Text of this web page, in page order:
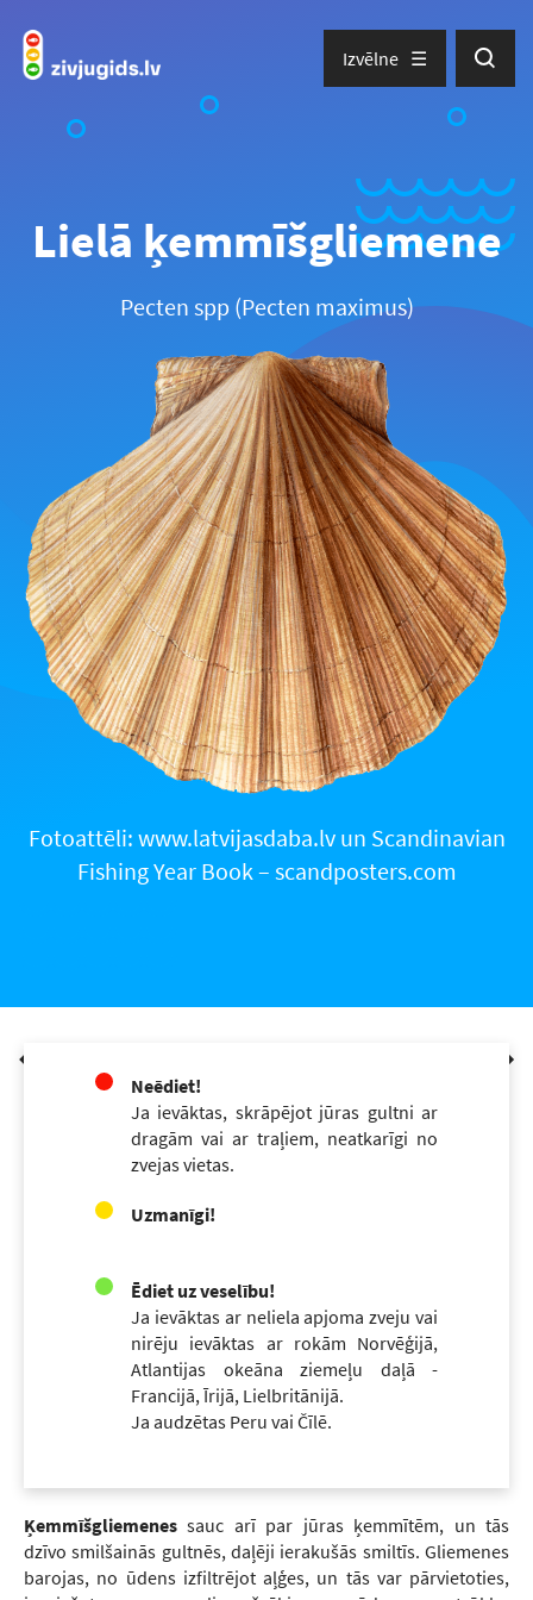
Izvēlne
Lielā ķemmīšgliemene
Pecten spp (Pecten maximus)
Fotoattēli: www.latvijasdaba.lv un Scandinavian
Fishing Year Book – scandposters.com
Neēdiet!
Ja ievāktas, skrāpējot jūras gultni ar
dragām vai ar traļiem, neatkarīgi no
zvejas vietas.
Uzmanīgi!
Ēdiet uz veselību!
Ja ievāktas ar neliela apjoma zveju vai
nirēju ievāktas ar rokām Norvēģijā,
Atlantijas okeāna ziemeļu daļā -
Francijā, Īrijā, Lielbritānijā.
Ja audzētas Peru vai Čīlē.
Ķemmīšgliemenessauc arī par jūras ķemmītēm, un tās
dzīvo smilšainās gultnēs, daļēji ierakušās smiltīs. Gliemenes
barojas, no ūdens izfiltrējot aļģes, un tās var pārvietoties,